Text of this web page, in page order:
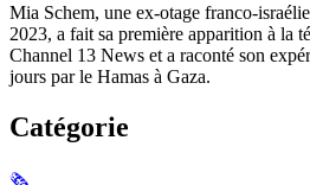
Mia Schem, une ex-otage franco-
2023, a fait sa première apparition à la
Channel 13 News et a raconté son
jours par le Hamas à Gaza.
Catégorie
🗞